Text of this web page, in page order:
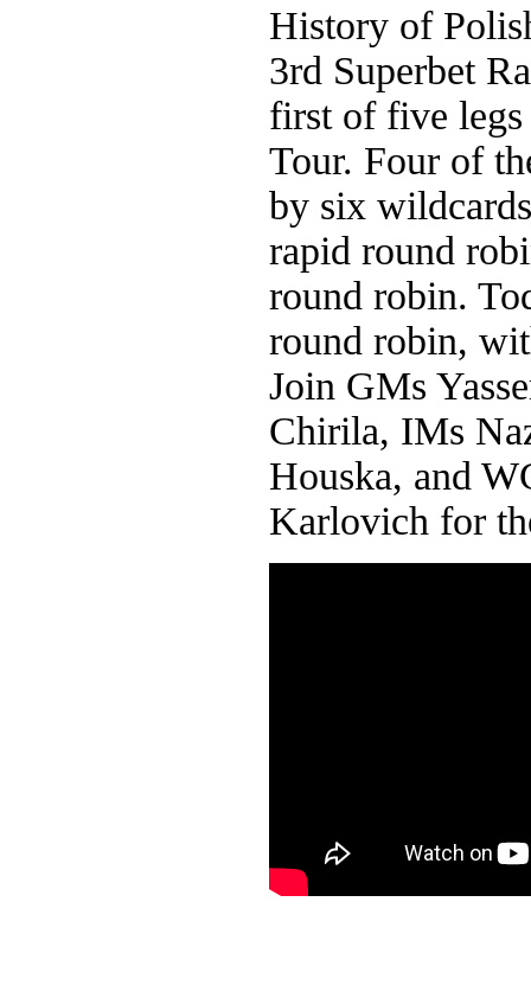
History of
3rd Superbet
first of five legs
Tour. Four of
by six
rapid round
round robin.
round robin,
Join GMs
Chirila, IMs
Houska, and
Karlovich for